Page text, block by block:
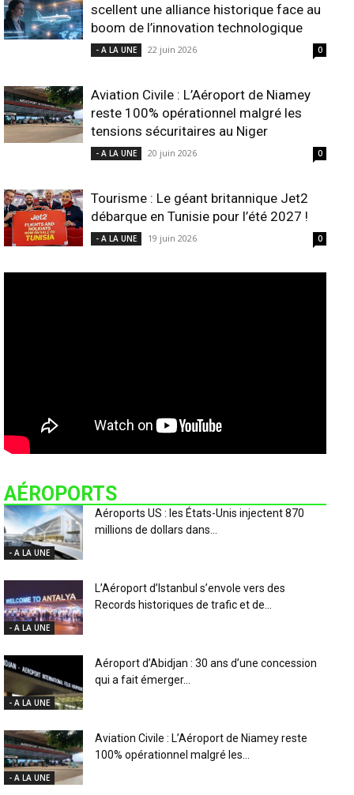
scellent une alliance historique face au
boom de l’innovation technologique
- A LA UNE 22 juin 2026 0
Aviation Civile : L’Aéroport de Niamey
reste 100% opérationnel malgré les
tensions sécuritaires au Niger
- A LA UNE 20 juin 2026 0
Tourisme : Le géant britannique Jet2
débarque en Tunisie pour l’été 2027 !
- A LA UNE 19 juin 2026 0
AÉROPORTS
- A LA UNE
Aéroports US : les États-Unis injectent 870
millions de dollars dans...
- A LA UNE
L’Aéroport d’Istanbul s’envole vers des
Records historiques de trafic et de...
- A LA UNE
Aéroport d’Abidjan : 30 ans d’une concession
qui a fait émerger...
- A LA UNE
Aviation Civile : L’Aéroport de Niamey reste
100% opérationnel malgré les...